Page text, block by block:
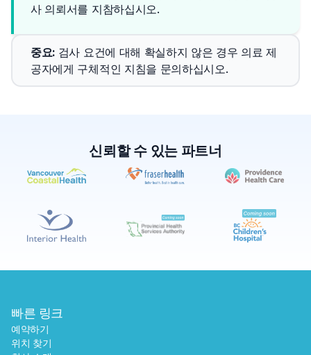
사 의뢰서를 지참하십시오.
중요: 검사 요건에 대해 확실하지 않은 경우 의료 제
공자에게 구체적인 지침을 문의하십시오.
신뢰할 수 있는 파트너
빠른 링크
예약하기
위치 찾기
✕